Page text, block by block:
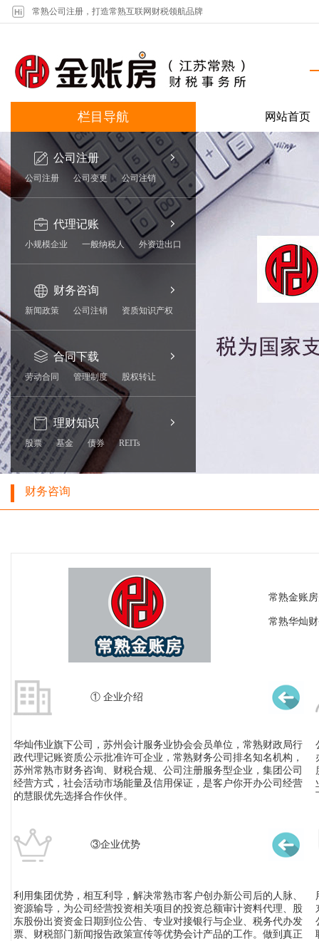
常熟公司注册，打造常熟互联网财税领航品牌
栏目导航 网站首页
公司注册
公司注册 公司变更 公司注销
代理记账
小规模企业 一般纳税人 外资进出口
财务咨询
新闻政策 公司注销 资质知识产权
合同下载
劳动合同 管理制度 股权转让
理财知识
股票 基金 债券 REITs
财务咨询
常熟金账
常熟华灿
① 企业介绍
华灿伟业旗下公司，苏州会计服务业协会会员单位，常熟财政局行
政代理记账资质公示批准许可企业，常熟财务公司排名知名机构，
苏州常熟市财务咨询、财税合规、公司注册服务型企业，集团公司
经营方式，社会活动市场能量及信用保证，是客户你开办公司经营
的慧眼优先选择合作伙伴。
③企业优势
利用集团优势，相互利导，解决常熟市客户创办新公司后的人脉、
资源输导，为公司经营投资相关项目的投资总额审计资料代理、股
东股份出资资金日期到位公告、专业对接银行与企业、税务代办发
票、财税部门新闻报告政策宣传等优势会计产品的工作。做到真正